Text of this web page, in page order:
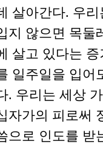
살아간다. 우
지 않으면 목둘
살고 있다는
일주일을 입어
. 우리는 세상
자가의 피로써
으로 인도를 받